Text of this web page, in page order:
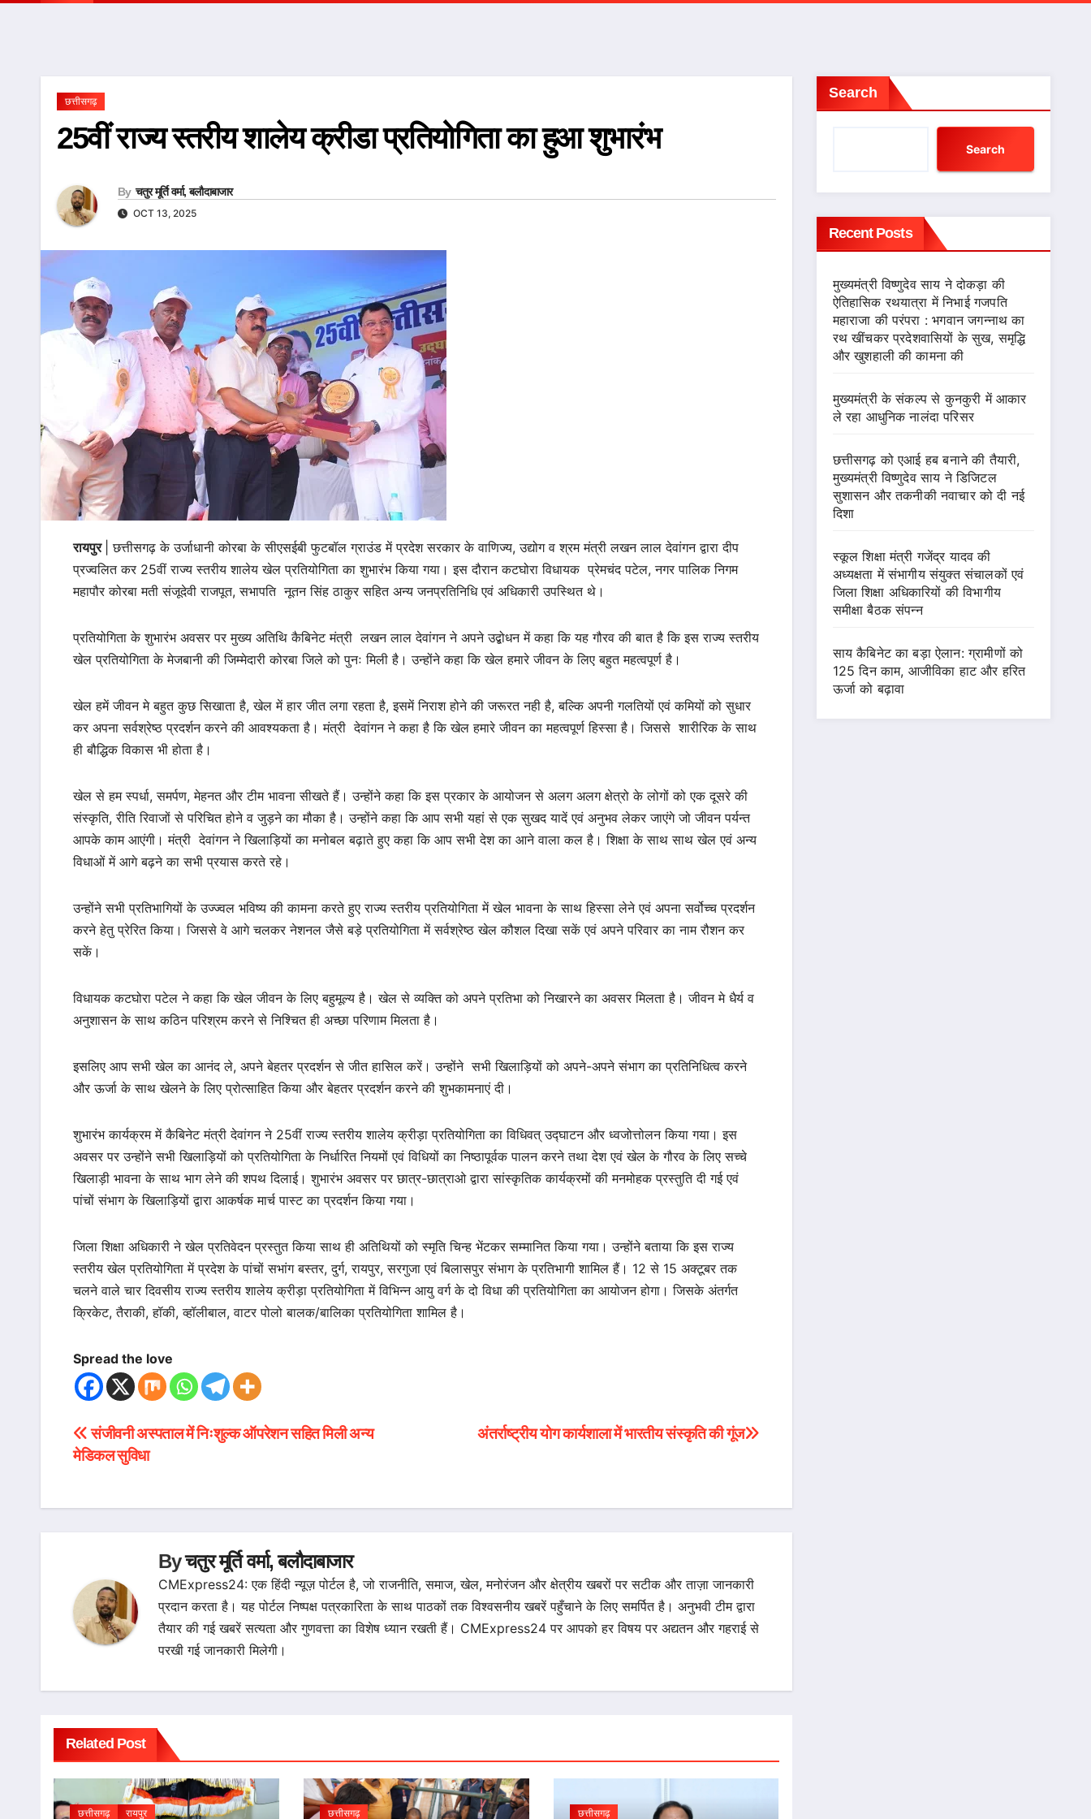
छत्तीसगढ़
25वीं राज्य स्तरीय शालेय क्रीडा प्रतियोगिता का हुआ शुभारंभ
By चतुर मूर्ति वर्मा, बलौदाबाजार
OCT 13, 2025
रायपुर | छत्तीसगढ़ के उर्जाधानी कोरबा के सीएसईबी फुटबॉल ग्राउंड में प्रदेश सरकार के वाणिज्य, उद्योग व श्रम मंत्री लखन लाल देवांगन द्वारा दीप
प्रज्वलित कर 25वीं राज्य स्तरीय शालेय खेल प्रतियोगिता का शुभारंभ किया गया। इस दौरान कटघोरा विधायक प्रेमचंद पटेल, नगर पालिक निगम
महापौर कोरबा मती संजूदेवी राजपूत, सभापति नूतन सिंह ठाकुर सहित अन्य जनप्रतिनिधि एवं अधिकारी उपस्थित थे।
प्रतियोगिता के शुभारंभ अवसर पर मुख्य अतिथि कैबिनेट मंत्री लखन लाल देवांगन ने अपने उद्बोधन में कहा कि यह गौरव की बात है कि इस राज्य स्तरीय
खेल प्रतियोगिता के मेजबानी की जिम्मेदारी कोरबा जिले को पुनः मिली है। उन्होंने कहा कि खेल हमारे जीवन के लिए बहुत महत्वपूर्ण है।
खेल हमें जीवन मे बहुत कुछ सिखाता है, खेल में हार जीत लगा रहता है, इसमें निराश होने की जरूरत नही है, बल्कि अपनी गलतियों एवं कमियों को सुधार
कर अपना सर्वश्रेष्ठ प्रदर्शन करने की आवश्यकता है। मंत्री देवांगन ने कहा है कि खेल हमारे जीवन का महत्वपूर्ण हिस्सा है। जिससे शारीरिक के साथ
ही बौद्धिक विकास भी होता है।
खेल से हम स्पर्धा, समर्पण, मेहनत और टीम भावना सीखते हैं। उन्होंने कहा कि इस प्रकार के आयोजन से अलग अलग क्षेत्रो के लोगों को एक दूसरे की
संस्कृति, रीति रिवाजों से परिचित होने व जुड़ने का मौका है। उन्होंने कहा कि आप सभी यहां से एक सुखद यादें एवं अनुभव लेकर जाएंगे जो जीवन पर्यन्त
आपके काम आएंगी। मंत्री देवांगन ने खिलाड़ियों का मनोबल बढ़ाते हुए कहा कि आप सभी देश का आने वाला कल है। शिक्षा के साथ साथ खेल एवं अन्य
विधाओं में आगे बढ़ने का सभी प्रयास करते रहे।
उन्होंने सभी प्रतिभागियों के उज्ज्वल भविष्य की कामना करते हुए राज्य स्तरीय प्रतियोगिता में खेल भावना के साथ हिस्सा लेने एवं अपना सर्वोच्च प्रदर्शन
करने हेतु प्रेरित किया। जिससे वे आगे चलकर नेशनल जैसे बड़े प्रतियोगिता में सर्वश्रेष्ठ खेल कौशल दिखा सकें एवं अपने परिवार का नाम रौशन कर
सकें।
विधायक कटघोरा पटेल ने कहा कि खेल जीवन के लिए बहुमूल्य है। खेल से व्यक्ति को अपने प्रतिभा को निखारने का अवसर मिलता है। जीवन मे धैर्य व
अनुशासन के साथ कठिन परिश्रम करने से निश्चित ही अच्छा परिणाम मिलता है।
इसलिए आप सभी खेल का आनंद ले, अपने बेहतर प्रदर्शन से जीत हासिल करें। उन्होंने सभी खिलाड़ियों को अपने-अपने संभाग का प्रतिनिधित्व करने
और ऊर्जा के साथ खेलने के लिए प्रोत्साहित किया और बेहतर प्रदर्शन करने की शुभकामनाएं दी।
शुभारंभ कार्यक्रम में कैबिनेट मंत्री देवांगन ने 25वीं राज्य स्तरीय शालेय क्रीड़ा प्रतियोगिता का विधिवत् उद्घाटन और ध्वजोत्तोलन किया गया। इस
अवसर पर उन्होंने सभी खिलाड़ियों को प्रतियोगिता के निर्धारित नियमों एवं विधियों का निष्ठापूर्वक पालन करने तथा देश एवं खेल के गौरव के लिए सच्चे
खिलाड़ी भावना के साथ भाग लेने की शपथ दिलाई। शुभारंभ अवसर पर छात्र-छात्राओ द्वारा सांस्कृतिक कार्यक्रमों की मनमोहक प्रस्तुति दी गई एवं
पांचों संभाग के खिलाड़ियों द्वारा आकर्षक मार्च पास्ट का प्रदर्शन किया गया।
जिला शिक्षा अधिकारी ने खेल प्रतिवेदन प्रस्तुत किया साथ ही अतिथियों को स्मृति चिन्ह भेंटकर सम्मानित किया गया। उन्होंने बताया कि इस राज्य
स्तरीय खेल प्रतियोगिता में प्रदेश के पांचों सभांग बस्तर, दुर्ग, रायपुर, सरगुजा एवं बिलासपुर संभाग के प्रतिभागी शामिल हैं। 12 से 15 अक्टूबर तक
चलने वाले चार दिवसीय राज्य स्तरीय शालेय क्रीड़ा प्रतियोगिता में विभिन्न आयु वर्ग के दो विधा की प्रतियोगिता का आयोजन होगा। जिसके अंतर्गत
क्रिकेट, तैराकी, हॉकी, व्हॉलीबाल, वाटर पोलो बालक/बालिका प्रतियोगिता शामिल है।
Spread the love
Post
navigation
अंतर्राष्ट्रीय योग कार्यशाला में भारतीय संस्कृति की गूंज
संजीवनी अस्पताल में निःशुल्क ऑपरेशन सहित मिली अन्य
मेडिकल सुविधा
Byचतुर मूर्ति वर्मा, बलौदाबाजार
CMExpress24: एक हिंदी न्यूज़ पोर्टल है, जो राजनीति, समाज, खेल, मनोरंजन और क्षेत्रीय खबरों पर सटीक और ताज़ा जानकारी
प्रदान करता है। यह पोर्टल निष्पक्ष पत्रकारिता के साथ पाठकों तक विश्वसनीय खबरें पहुँचाने के लिए समर्पित है। अनुभवी टीम द्वारा
तैयार की गई खबरें सत्यता और गुणवत्ता का विशेष ध्यान रखती हैं। CMExpress24 पर आपको हर विषय पर अद्यतन और गहराई से
परखी गई जानकारी मिलेगी।
Related Post
छत्तीसगढ़ रायपुर छत्तीसगढ़ छत्तीसगढ़
Search
Search
Recent Posts
मुख्यमंत्री विष्णुदेव साय ने दोकड़ा की
ऐतिहासिक रथयात्रा में निभाई गजपति
महाराजा की परंपरा : भगवान जगन्नाथ का
रथ खींचकर प्रदेशवासियों के सुख, समृद्धि
और खुशहाली की कामना की
मुख्यमंत्री के संकल्प से कुनकुरी में आकार
ले रहा आधुनिक नालंदा परिसर
छत्तीसगढ़ को एआई हब बनाने की तैयारी,
मुख्यमंत्री विष्णुदेव साय ने डिजिटल
सुशासन और तकनीकी नवाचार को दी नई
दिशा
स्कूल शिक्षा मंत्री गजेंद्र यादव की
अध्यक्षता में संभागीय संयुक्त संचालकों एवं
जिला शिक्षा अधिकारियों की विभागीय
समीक्षा बैठक संपन्न
साय कैबिनेट का बड़ा ऐलान: ग्रामीणों को
125 दिन काम, आजीविका हाट और हरित
ऊर्जा को बढ़ावा